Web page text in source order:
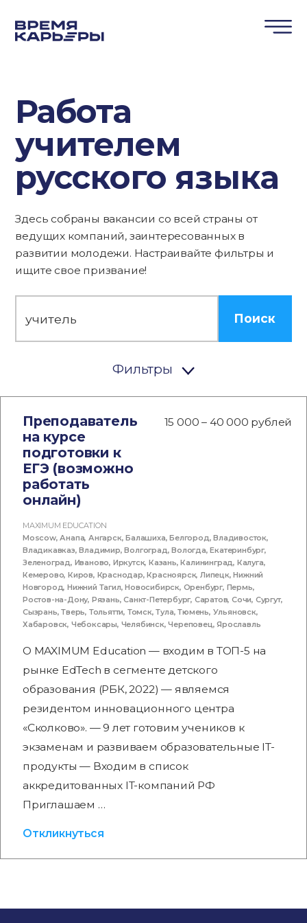
Работа
учителем
русского языка
Здесь собраны вакансии со всей страны от
ведущих компаний, заинтересованных в
развитии молодежи. Настраивайте фильтры и
ищите свое призвание!
Поиск
Фильтры
Преподаватель
на курсе
подготовки к
ЕГЭ (возможно
работать
онлайн)
15 000 – 40 000 рублей
MAXIMUM EDUCATION
Moscow,Анапа,Ангарск,Балашиха,Белгород,Владивосток,
Владикавказ,Владимир,Волгоград,Вологда,Екатеринбург,
Зеленоград, Иваново, Иркутск,Казань,Калининград, Калуга,
Кемерово,Киров, Краснодар,Красноярск,Липецк,Нижний
Новгород,Нижний Тагил,Новосибирск, Оренбург, Пермь,
Ростов-на-Дону, Рязань,Санкт-Петербург, Саратов,Сочи, Сургут,
Сызрань,Тверь, Тольятти, Томск,Тула,Тюмень, Ульяновск,
Хабаровск, Чебоксары, Челябинск,Череповец,Ярославль
О MAXIMUM Education — входим в ТОП-5 на
рынке EdTech в сегменте детского
образования (РБК, 2022) — являемся
резидентом инновационного центра
«Сколково». — 9 лет готовим учеников к
экзаменам и развиваем образовательные IT-
продукты — Входим в список
аккредитованных IT-компаний РФ
Приглашаем …
Откликнуться